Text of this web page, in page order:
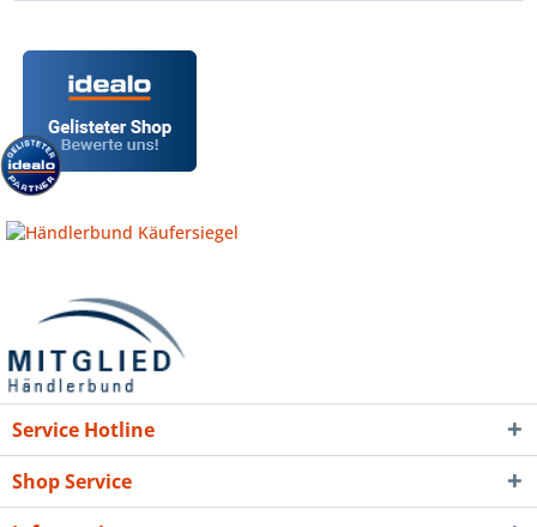
Service Hotline
Shop Service